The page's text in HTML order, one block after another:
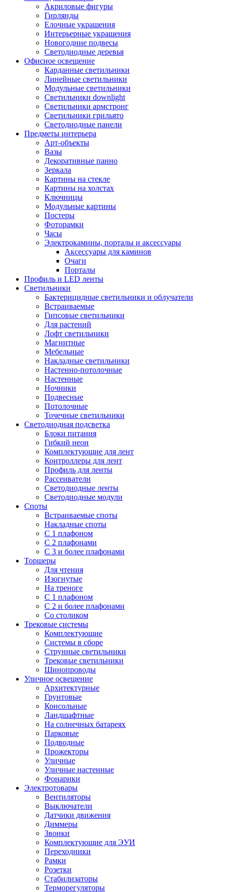
Акриловые фигуры
Гирлянды
Елочные украшения
Интерьерные украшения
Новогодние подвесы
Светодиодные деревья
Офисное освещение
Карданные светильники
Линейные светильники
Модульные светильники
Светильники downlight
Светильники армстронг
Светильники грильято
Светодиодные панели
Предметы интерьера
Арт-объекты
Вазы
Декоративные панно
Зеркала
Картины на стекле
Картины на холстах
Ключницы
Модульные картины
Постеры
Фоторамки
Часы
Электрокамины, порталы и аксессуары
Аксессуары для каминов
Очаги
Порталы
Профиль и LED ленты
Светильники
Бактерицидные светильники и облучатели
Встраиваемые
Гипсовые светильники
Для растений
Лофт светильники
Магнитные
Мебельные
Накладные светильники
Настенно-потолочные
Настенные
Ночники
Подвесные
Потолочные
Точечные светильники
Светодиодная подсветка
Блоки питания
Гибкий неон
Комплектующие для лент
Контроллеры для лент
Профиль для ленты
Рассеиватели
Светодиодные ленты
Светодиодные модули
Споты
Встраиваемые споты
Накладные споты
С 1 плафоном
С 2 плафонами
С 3 и более плафонами
Торшеры
Для чтения
Изогнутые
На треноге
С 1 плафоном
С 2 и более плафонами
Со столиком
Трековые системы
Комплектующие
Системы в сборе
Струнные светильники
Трековые светильники
Шинопроводы
Уличное освещение
Архитектурные
Грунтовые
Консольные
Ландшафтные
На солнечных батареях
Парковые
Подводные
Прожекторы
Уличные
Уличные настенные
Фонарики
Электротовары
Вентиляторы
Выключатели
Датчики движения
Диммеры
Звонки
Комплектующие для ЭУИ
Переходники
Рамки
Розетки
Стабилизаторы
Терморегуляторы